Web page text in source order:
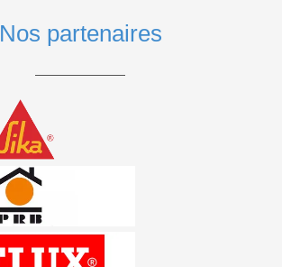
Nos partenaires